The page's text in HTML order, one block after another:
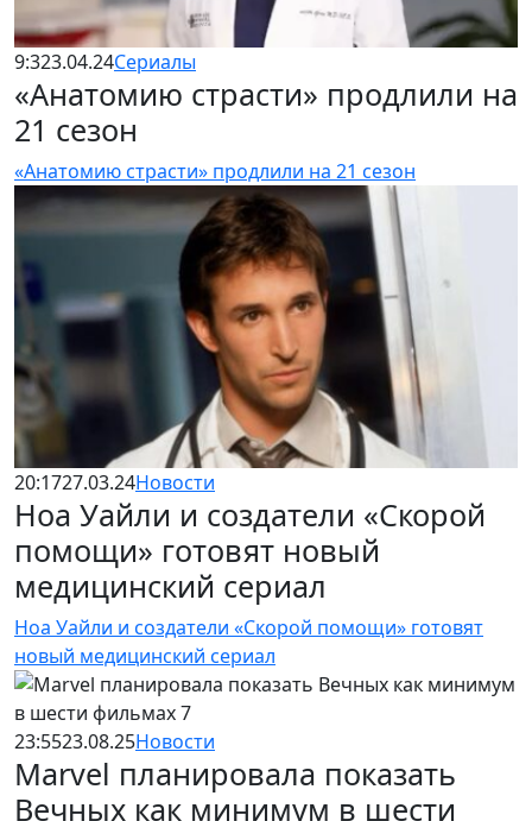
9:323.04.24Сериалы
«Анатомию страсти» продлили на
21 сезон
«Анатомию страсти» продлили на 21 сезон
20:1727.03.24Новости
Ноа Уайли и создатели «Скорой
помощи» готовят новый
медицинский сериал
Ноа Уайли и создатели «Скорой помощи» готовят
новый медицинский сериал
23:5523.08.25Новости
Marvel планировала показать
Вечных как минимум в шести